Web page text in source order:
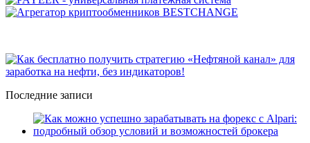
Последние записи